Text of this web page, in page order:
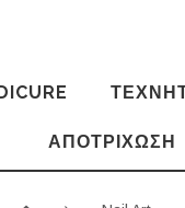
ΑΠΟΤΡΊΧΩΣΗ